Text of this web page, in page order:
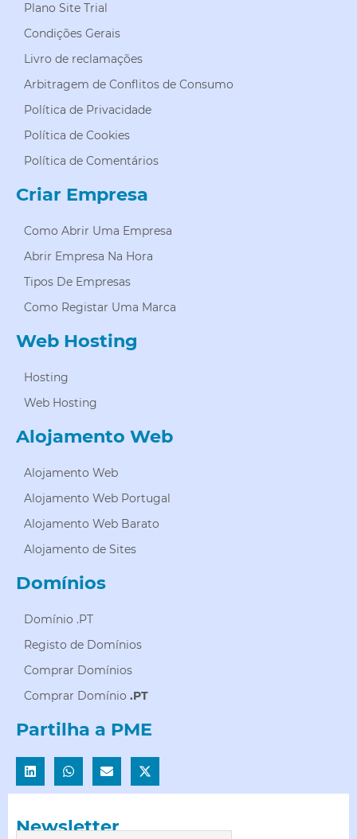
Plano Site Trial
Condições Gerais
Livro de reclamações
Arbitragem de Conflitos de Consumo
Política de Privacidade
Política de Cookies
Política de Comentários
Criar Empresa
Como Abrir Uma Empresa
Abrir Empresa Na Hora
Tipos De Empresas
Como Registar Uma Marca
Web Hosting
Hosting
Web Hosting
Alojamento Web
Alojamento Web
Alojamento Web Portugal
Alojamento Web Barato
Alojamento de Sites
Domínios
Domínio .PT
Registo de Domínios
Comprar Domínios
Comprar Domínio .PT
Partilha a PME
Newsletter